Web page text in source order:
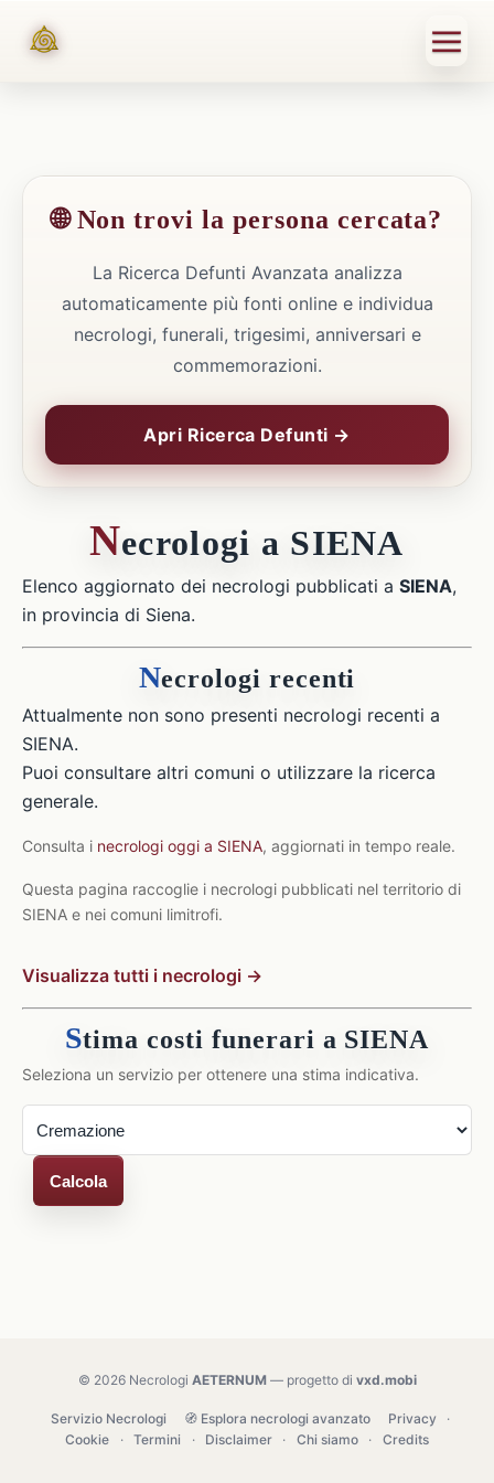
🌐 Non trovi la persona cercata?
La Ricerca Defunti Avanzata analizza
automaticamente più fonti online e individua
necrologi, funerali, trigesimi, anniversari e
commemorazioni.
Apri Ricerca Defunti →
Necrologi a SIENA
Elenco aggiornato dei necrologi pubblicati a SIENA,
in provincia di Siena.
Necrologi recenti
Attualmente non sono presenti necrologi recenti a
SIENA.
Puoi consultare altri comuni o utilizzare la ricerca
generale.
Consulta i necrologi oggi a SIENA, aggiornati in tempo reale.
Questa pagina raccoglie i necrologi pubblicati nel territorio di
SIENA e nei comuni limitrofi.
Visualizza tutti i necrologi →
Stima costi funerari a SIENA
Seleziona un servizio per ottenere una stima indicativa.
Calcola
© 2026 Necrologi AETERNUM— progetto di vxd.mobi
Servizio Necrologi 🧭 Esplora necrologi avanzato Privacy
·
Cookie
· Termini · Disclaimer · Chi siamo · Credits